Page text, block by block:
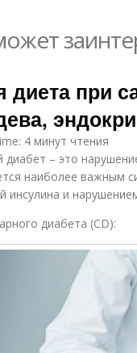
диета при
4 минут чтения
диабет – это
наиболее важным
инсулина и
диабета (CD):